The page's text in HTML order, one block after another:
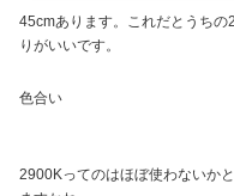
45cmあります。これだとうち
りがいいです。
色合い
2900Kってのはほぼ使わないか